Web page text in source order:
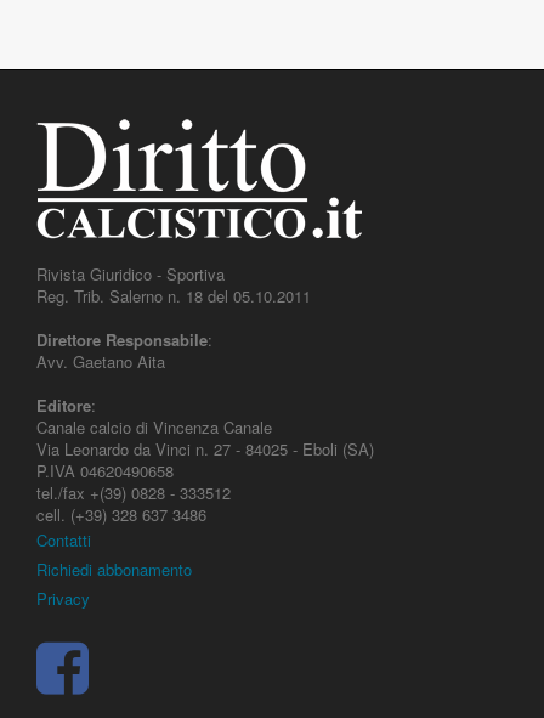
Rivista Giuridico - Sportiva
Reg. Trib. Salerno n. 18 del 05.10.2011
Direttore Responsabile:
Avv. Gaetano Aita
Editore:
Canale calcio di Vincenza Canale
Via Leonardo da Vinci n. 27 - 84025 - Eboli (SA)
P.IVA 04620490658
tel./fax +(39) 0828 - 333512
cell. (+39) 328 637 3486
Contatti
Richiedi abbonamento
Privacy